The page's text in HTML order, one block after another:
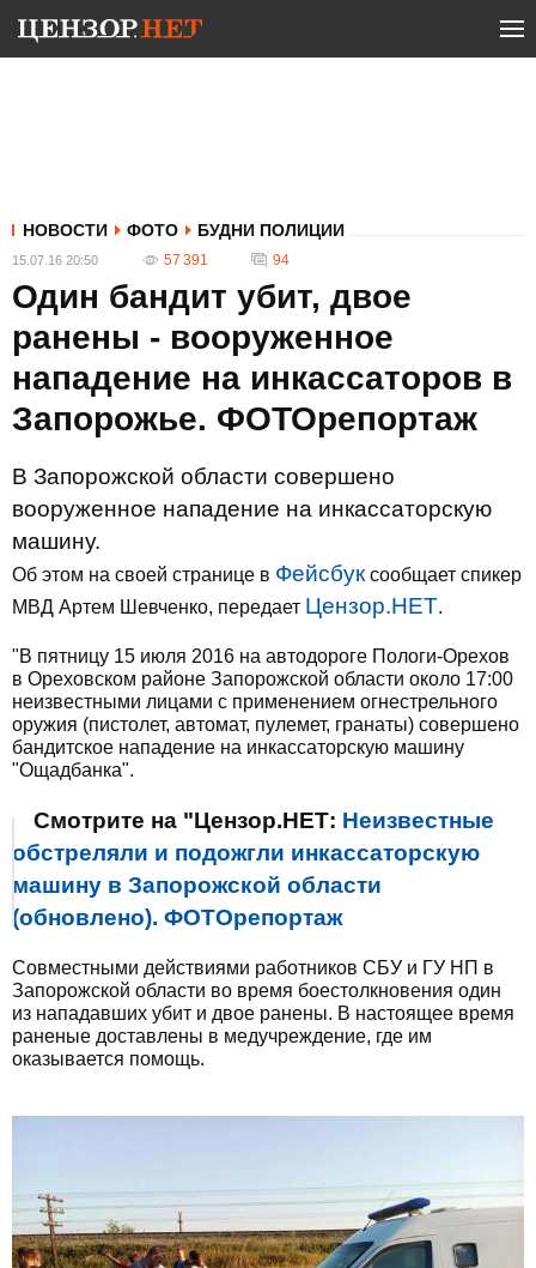
НОВОСТИ ФОТО БУДНИ ПОЛИЦИИ
15.07.16 20:50 57 391 94
Один бандит убит, двое
ранены - вооруженное
нападение на инкассаторов в
Запорожье. ФОТОрепортаж
В Запорожской области совершено
вооруженное нападение на инкассаторскую
машину.
Об этом на своей странице в Фейсбук сообщает спикер
МВД Артем Шевченко, передает Цензор.НЕТ.
"В пятницу 15 июля 2016 на автодороге Пологи-Орехов
в Ореховском районе Запорожской области около 17:00
неизвестными лицами с применением огнестрельного
оружия (пистолет, автомат, пулемет, гранаты) совершено
бандитское нападение на инкассаторскую машину
"Ощадбанка".
Смотрите на "Цензор.НЕТ: Неизвестные
обстреляли и подожгли инкассаторскую
машину в Запорожской области
(обновлено). ФОТОрепортаж
Совместными действиями работников СБУ и ГУ НП в
Запорожской области во время боестолкновения один
из нападавших убит и двое ранены. В настоящее время
раненые доставлены в медучреждение, где им
оказывается помощь.